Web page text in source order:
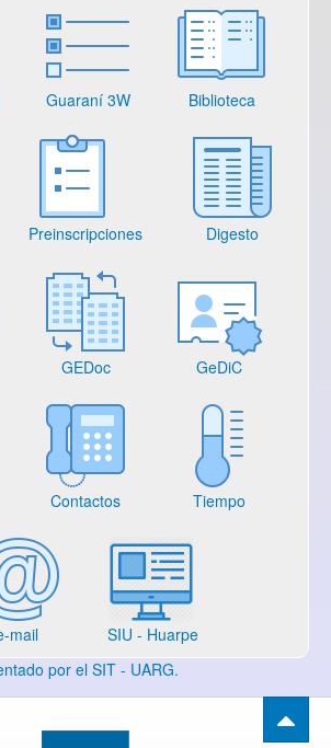
Guaraní 3W Biblioteca
Preinscripciones Digesto
GEDoc GeDiC
Contactos Tiempo
mail
SIU - Huarpe
por el SIT - UARG.